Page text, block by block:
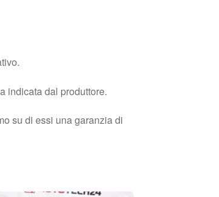
indicata dal produttore.
su di essi una garanzia di